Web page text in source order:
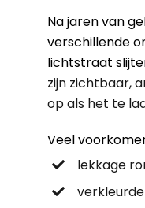
Na jaren van
verschillende
lichtstraat
zijn zichtbaar,
op als het te
Veel
lekkage